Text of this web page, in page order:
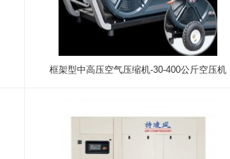
框架型中高压空气压缩机-30-400公斤空压机